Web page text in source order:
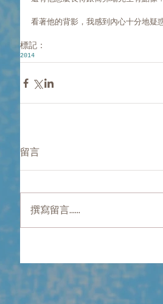
看著他的背影，我感到內心十分地
標記：
2014
留言
撰寫留言......